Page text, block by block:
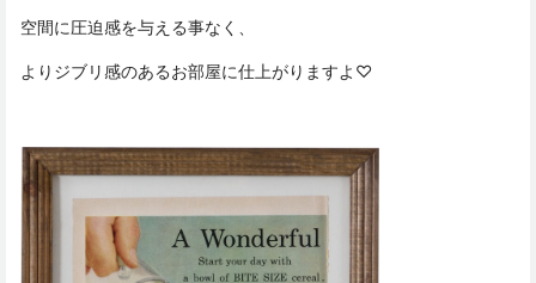
空間に圧迫感を与える事なく、
よりジブリ感のあるお部屋に仕上がりますよ♡